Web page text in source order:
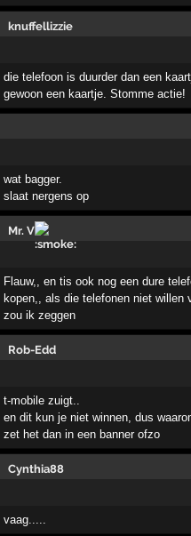
knuffellizzie
die telefoon is duurder dan een
gewoon een kaartje. Stomme actie!
wat bagger.
slaat nergens op
Mr. V
Flauw,, en tis ook nog een dure
kopen,, als die telefonen niet willen
zou ik zeggen
Rob-Edd
t-mobile zuigt..
en dit kun je niet winnen, dus
zet het dan in een banner ofzo
Cynthia88
vaag.....